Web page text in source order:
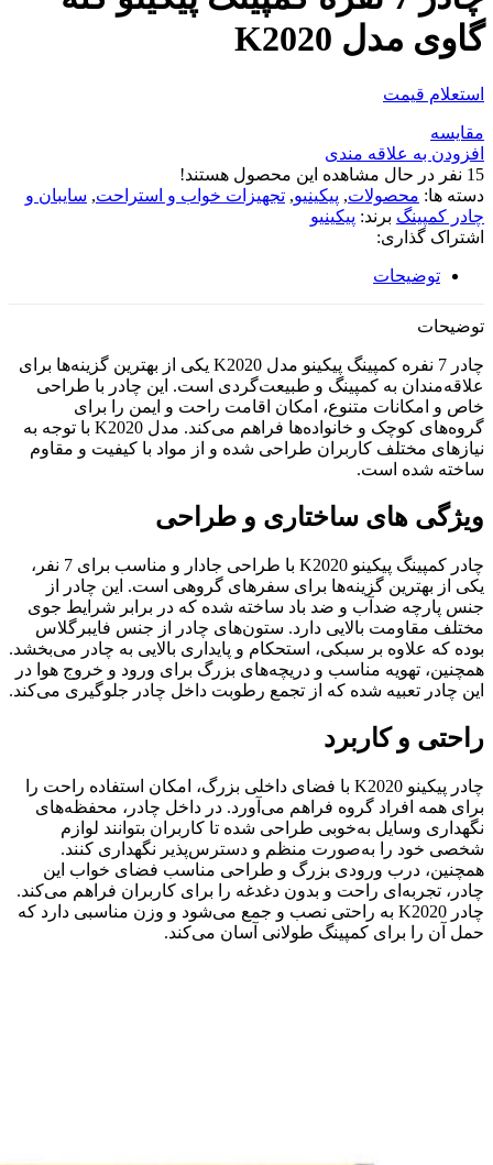
گاوی مدل K2020
استعلام قیمت
مقایسه
افزودن به علاقه مندی
15 نفر در حال مشاهده این محصول هستند!
دسته ها: محصولات, پیکینیو, تجهیزات خواب و استراحت, سایبان و
چادر کمپینگ برند: پیکینیو
اشتراک گذاری:
توضیحات
توضیحات
چادر 7 نفره کمپینگ پیکینو مدل K2020 یکی از بهترین گزینه‌ها برای
علاقه‌مندان به کمپینگ و طبیعت‌گردی است. این چادر با طراحی
خاص و امکانات متنوع، امکان اقامت راحت و ایمن را برای
گروه‌های کوچک و خانواده‌ها فراهم می‌کند. مدل K2020 با توجه به
نیازهای مختلف کاربران طراحی شده و از مواد با کیفیت و مقاوم
ساخته شده است.
ویژگی‌ های ساختاری و طراحی
چادر کمپینگ پیکینو K2020 با طراحی جادار و مناسب برای 7 نفر،
یکی از بهترین گزینه‌ها برای سفرهای گروهی است. این چادر از
جنس پارچه ضدآب و ضد باد ساخته شده که در برابر شرایط جوی
مختلف مقاومت بالایی دارد. ستون‌های چادر از جنس فایبرگلاس
بوده که علاوه بر سبکی، استحکام و پایداری بالایی به چادر می‌بخشد.
همچنین، تهویه مناسب و دریچه‌های بزرگ برای ورود و خروج هوا در
این چادر تعبیه شده که از تجمع رطوبت داخل چادر جلوگیری می‌کند.
راحتی و کاربرد
چادر پیکینو K2020 با فضای داخلی بزرگ، امکان استفاده راحت را
برای همه افراد گروه فراهم می‌آورد. در داخل چادر، محفظه‌های
نگهداری وسایل به‌خوبی طراحی شده تا کاربران بتوانند لوازم
شخصی خود را به‌صورت منظم و دسترس‌پذیر نگهداری کنند.
همچنین، درب ورودی بزرگ و طراحی مناسب فضای خواب این
چادر، تجربه‌ای راحت و بدون دغدغه را برای کاربران فراهم می‌کند.
چادر K2020 به راحتی نصب و جمع می‌شود و وزن مناسبی دارد که
حمل آن را برای کمپینگ طولانی آسان می‌کند.